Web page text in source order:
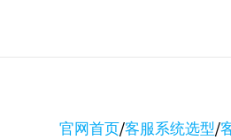
官网首页/客服系统选型/